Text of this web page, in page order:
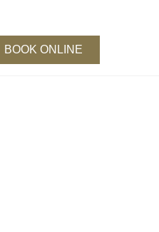
BOOK ONLINE